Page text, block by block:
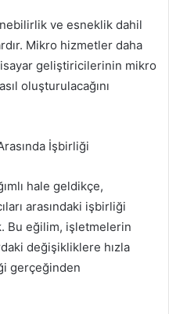
ve esneklik dahil
Mikro hizmetler daha
geliştiricilerinin mikro
oluşturulacağını
İşbirliği
hale geldikçe,
arasındaki işbirliği
Bu eğilim, işletmelerin
değişikliklere hızla
gerçeğinden